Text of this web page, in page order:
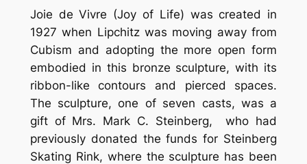
Joie de Vivre (Joy of Life) was created in
1927 when Lipchitz was moving away from
Cubism and adopting the more open form
embodied in this bronze sculpture, with its
ribbon-like contours and pierced spaces.
The sculpture, one of seven casts, was a
gift of Mrs. Mark C. Steinberg, who had
previously donated the funds for Steinberg
Skating Rink, where the sculpture has been